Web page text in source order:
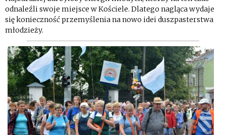
odnaleźli swoje miejsce w Kościele. Dlatego nagląca wydaje
się konieczność przemyślenia na nowo idei duszpasterstwa
młodzieży.